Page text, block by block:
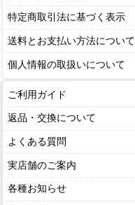
特定商取引法に基づく表示
送料とお支払い方法について
個人情報の取扱いについて
ご利用ガイド
返品・交換について
よくある質問
実店舗のご案内
各種お知らせ